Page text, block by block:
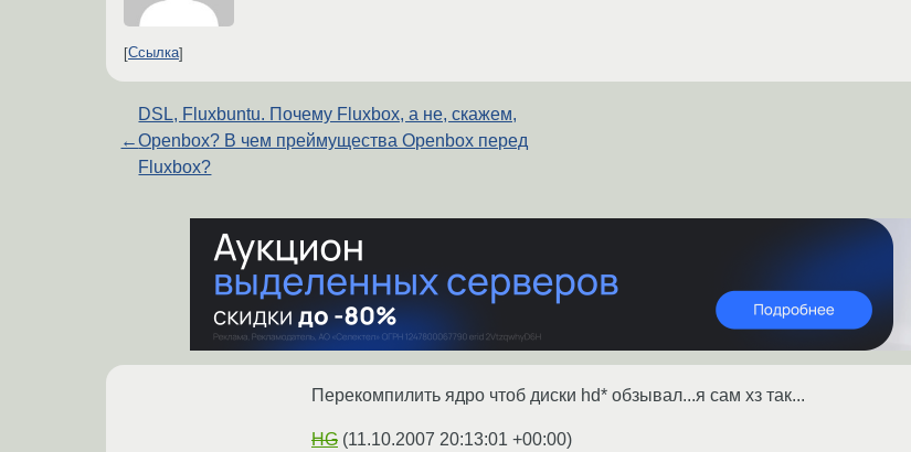
Ссылка
←
DSL, Fluxbuntu. Почему Fluxbox, а не, скажем,
Openbox? В чем преймущества Openbox перед
Fluxbox?
Перекомпилить ядро чтоб диски hd* обзывал...я сам хз так...
HG (11.10.2007 20:13:01 +00:00)